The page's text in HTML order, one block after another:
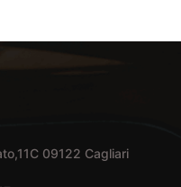
09122 Cagliari